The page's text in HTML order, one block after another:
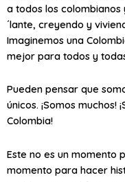
a todos los
´lante, creyendo y
Imaginemos una
mejor para todos y
Pueden pensar que
únicos. ¡Somos muchos!
Colombia!
Este no es un momento
momento para hacer